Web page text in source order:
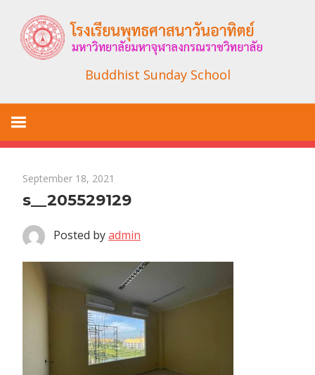
content
Buddhist Sunday School
September 18, 2021
s__205529129
Posted byadmin